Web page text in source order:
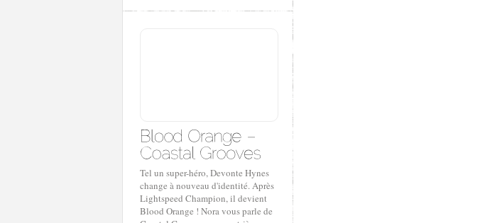
Tel un super-héro, Devonte Hynes
change à nouveau d'identité. Après
Lightspeed Champion, il devient
Blood Orange ! Nora vous parle de